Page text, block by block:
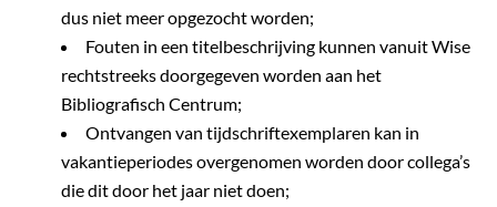
dus niet meer opgezocht worden;
Fouten in een titelbeschrijving kunnen vanuit Wise
rechtstreeks doorgegeven worden aan het
Bibliografisch Centrum;
Ontvangen van tijdschriftexemplaren kan in
vakantieperiodes overgenomen worden door collega’s
die dit door het jaar niet doen;